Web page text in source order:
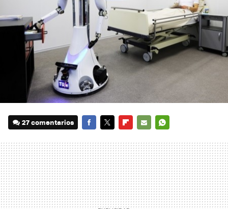
27 comentarios
MAIL